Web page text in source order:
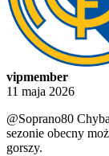
vipmember
11 maja 2026
@Soprano80
sezonie obecny
gorszy.